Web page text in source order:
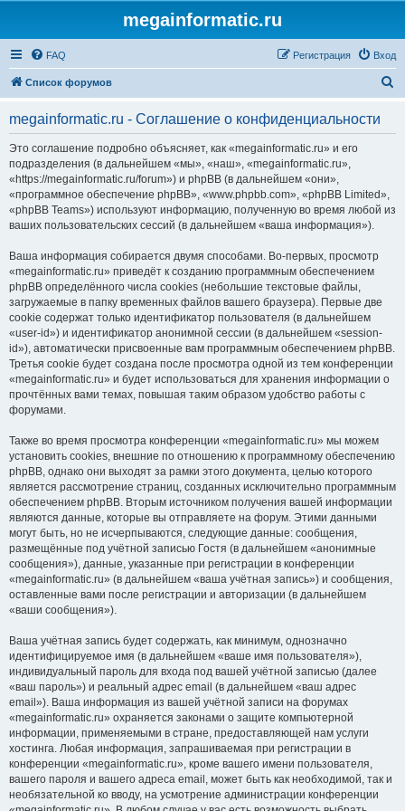
megainformatic.ru
FAQ Вход
Регистрация
Список форумов
megainformatic.ru - Соглашение о конфиденциальности
Это соглашение подробно объясняет, как «megainformatic.ru» и его
подразделения (в дальнейшем «мы», «наш», «megainformatic.ru»,
«https://megainformatic.ru/forum») и phpBB (в дальнейшем «они»,
«программное обеспечение phpBB», «www.phpbb.com», «phpBB Limited»,
«phpBB Teams») используют информацию, полученную во время любой из
ваших пользовательских сессий (в дальнейшем «ваша информация»).
Ваша информация собирается двумя способами. Во-первых, просмотр
«megainformatic.ru» приведёт к созданию программным обеспечением
phpBB определённого числа cookies (небольшие текстовые файлы,
загружаемые в папку временных файлов вашего браузера). Первые две
cookie содержат только идентификатор пользователя (в дальнейшем
«user-id») и идентификатор анонимной сессии (в дальнейшем «session-
id»), автоматически присвоенные вам программным обеспечением phpBB.
Третья cookie будет создана после просмотра одной из тем конференции
«megainformatic.ru» и будет использоваться для хранения информации о
прочтённых вами темах, повышая таким образом удобство работы с
форумами.
Также во время просмотра конференции «megainformatic.ru» мы можем
установить cookies, внешние по отношению к программному обеспечению
phpBB, однако они выходят за рамки этого документа, целью которого
является рассмотрение страниц, созданных исключительно программным
обеспечением phpBB. Вторым источником получения вашей информации
являются данные, которые вы отправляете на форум. Этими данными
могут быть, но не исчерпываются, следующие данные: сообщения,
размещённые под учётной записью Гостя (в дальнейшем «анонимные
сообщения»), данные, указанные при регистрации в конференции
«megainformatic.ru» (в дальнейшем «ваша учётная запись») и сообщения,
оставленные вами после регистрации и авторизации (в дальнейшем
«ваши сообщения»).
Ваша учётная запись будет содержать, как минимум, однозначно
идентифицируемое имя (в дальнейшем «ваше имя пользователя»),
индивидуальный пароль для входа под вашей учётной записью (далее
«ваш пароль») и реальный адрес email (в дальнейшем «ваш адрес
email»). Ваша информация из вашей учётной записи на форумах
«megainformatic.ru» охраняется законами о защите компьютерной
информации, применяемыми в стране, предоставляющей нам услуги
хостинга. Любая информация, запрашиваемая при регистрации в
конференции «megainformatic.ru», кроме вашего имени пользователя,
вашего пароля и вашего адреса email, может быть как необходимой, так и
необязательной ко вводу, на усмотрение администрации конференции